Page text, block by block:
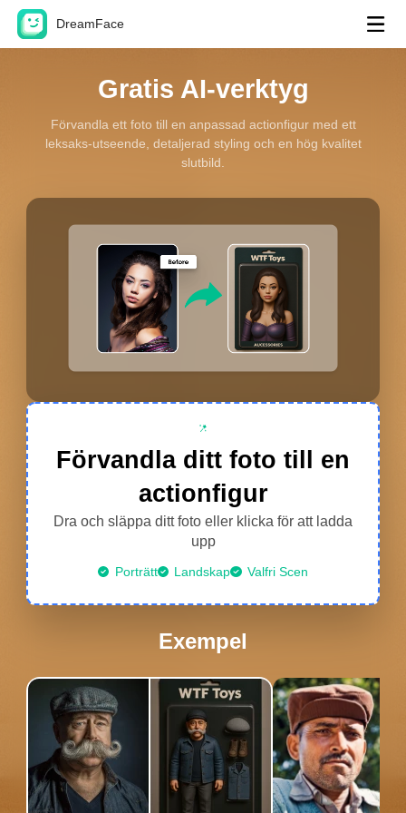
DreamFace
Avatar Video
Pet Lip Sync
Dröm Avatar 2.0 New
Dröm Avatar 3.0
Visa alla verktyg
Mallar
AI-video
Foto:
Andra verktyg
Gratis AI-verktyg
Förvandla ett foto till en anpassad actionfigur med ett
leksaks-utseende, detaljerad styling och en hög kvalitet
slutbild.
Förvandla ditt foto till en
actionfigur
Dra och släppa ditt foto eller klicka för att ladda
upp
Porträtt Landskap Valfri Scen
Exempel